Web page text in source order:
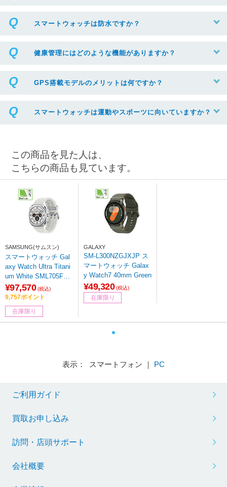
スマートウォッチは防水ですか？
健康管理にはどのような機能がありますか？
GPS搭載モデルのメリットは何ですか？
スマートウォッチは運動やスポーツに向いていますか？
この商品を見た人は、
こちらの商品も見ています。
SAMSUNG(サムスン)
スマートウォッチ Gal
axy Watch Ultra Titani
um White SML705FA
W5SJP
¥97,570 (税込)
9,757ポイント
在庫限り
GALAXY
SM-L300NZGJXJP ス
マートウォッチ Galax
y Watch7 40mm Green
¥49,320 (税込)
在庫限り
表示： スマートフォン ｜ PC
ご利用ガイド
買取お申し込み
訪問・店頭サポート
会社概要